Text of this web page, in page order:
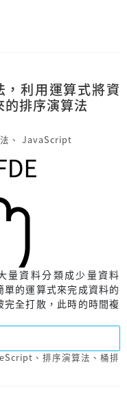
利用運算式將資
排序演算法
、 JavaScript
量資料分類成少量資料
的運算式來完成資料的
全打散，此時的時間複
、 排序演算法 、 桶排